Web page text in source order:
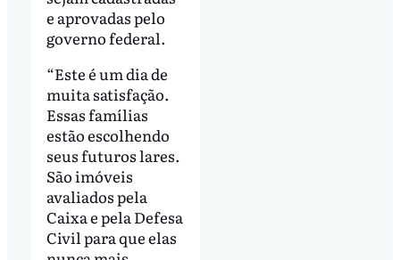
e aprovadas pelo
governo federal.
“Este é um dia de
muita satisfação.
Essas famílias
estão escolhendo
seus futuros lares.
São imóveis
avaliados pela
Caixa e pela Defesa
Civil para que elas